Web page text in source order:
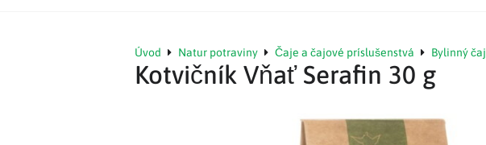
Úvod Natur potraviny Čaje a čajové príslušenstvá Bylinný čaj
Kotvičník Vňať Serafin 30 g